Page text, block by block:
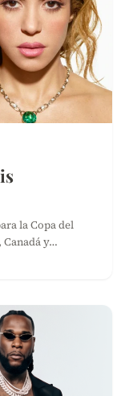
la Copa del
Canadá y…